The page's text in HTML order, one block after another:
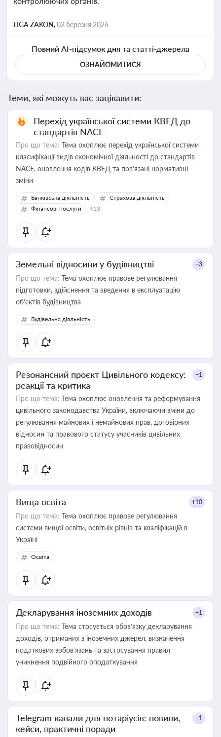
LIGA ZAKON,02 березня 2026
Повний AI-підсумок дня та статті-джерела
ОЗНАЙОМИТИСЯ
Теми, які можуть вас зацікавити:
Перехід української системи КВЕД до
стандартів NACE
Про що тема: Тема охоплює перехід української системи
класифікації видів економічної діяльності до стандартів
NACE, оновлення кодів КВЕД та пов'язані нормативні
зміни
Банківська діяльність
Страхова діяльність
Фінансові послуги
+13
Земельні відносини у будівництві +3
Про що тема: Тема охоплює правове регулювання
підготовки, здійснення та введення в експлуатацію
об’єктів будівництва
Будівельна діяльність
Резонансний проєкт Цивільного кодексу:
реакції та критика
+1
Про що тема: Тема охоплює оновлення та реформування
цивільного законодавства України, включаючи зміни до
регулювання майнових і немайнових прав, договірних
відносин та правового статусу учасників цивільних
правовідносин
Вища освіта +10
Про що тема: Тема охоплює правове регулювання
системи вищої освіти, освітніх рівнів та кваліфікацій в
Україні
Освіта
Декларування іноземних доходів +1
Про що тема: Тема стосується обов’язку декларування
доходів, отриманих з іноземних джерел, визначення
податкових зобов’язань та застосування правил
уникнення подвійного оподаткування
Telegram канали для нотаріусів: новини,
кейси, практичні поради
+1